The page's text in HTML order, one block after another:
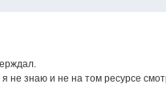
не знаю и не на том ресурсе